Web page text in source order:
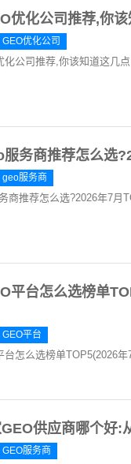
优化公司推荐,你
GEO优化公司
化公司推荐,你该知道这几
务商推荐怎么选
geo服务商
商推荐怎么选?2026年7月
平台怎么选榜单
GEO平台
台怎么选榜单TOP5(2026
供应商哪个好:
GEO服务商